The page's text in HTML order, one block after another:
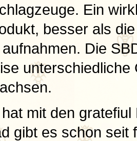
Ein
besser als
Die
mit den
gibt es schon seit